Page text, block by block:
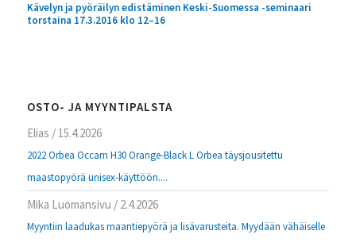
Kävelyn ja pyöräilyn edistäminen Keski-Suomessa -seminaari
torstaina 17.3.2016 klo 12–16
OSTO- JA MYYNTIPALSTA
Elias / 15.4.2026
2022 Orbea Occam H30 Orange-Black L Orbea täysjousitettu
maastopyörä unisex-käyttöön....
Mika Luomansivu / 2.4.2026
Myyntiin laadukas maantiepyörä ja lisävarusteita. Myydään vähäiselle